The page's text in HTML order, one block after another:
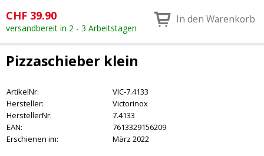
CHF 39.90
versandbereit in 2 - 3 Arbeitstagen
In den Warenkorb
Pizzaschieber klein
ArtikelNr:
VIC-7.4133
Hersteller:
Victorinox
HerstellerNr:
7.4133
EAN:
7613329156209
Erschienen im:
März 2022